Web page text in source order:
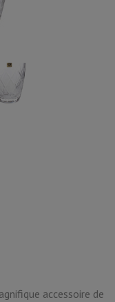
accessoire de